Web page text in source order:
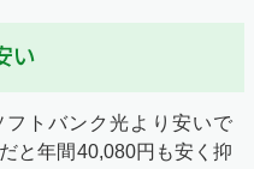
い
トバンク光より安いで
と年間40,080円も安く抑